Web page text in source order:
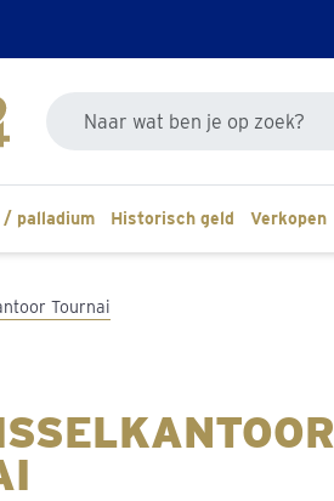
palladium Historisch geld Verkopen
Tournai